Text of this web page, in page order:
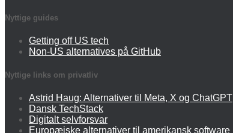
Nyttige guides
Getting off US tech
Non-US alternatives på GitHub
Nyttige links om privatliv
Astrid Haug: Alternativer til Meta, X og ChatGPT
Dansk TechStack
Digitalt selvforsvar
Europæiske alternativer til amerikansk software